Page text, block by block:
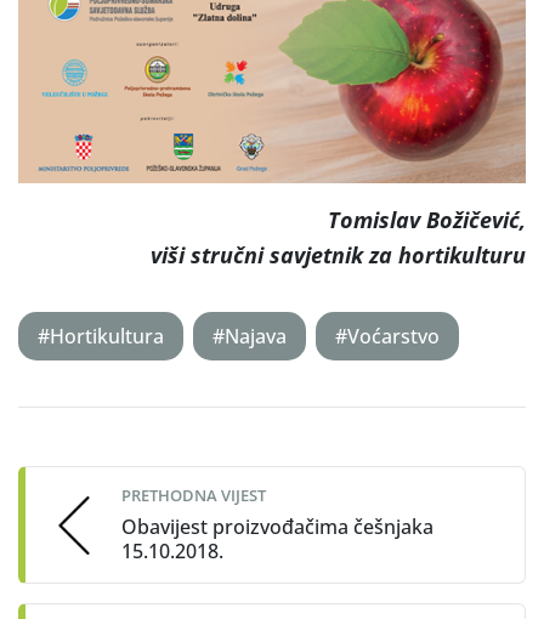
Tomislav Božičević,
viši stručni savjetnik za hortikulturu
#Hortikultura #Najava #Voćarstvo
navigation
PRETHODNA VIJEST
Obavijest proizvođačima češnjaka
15.10.2018.